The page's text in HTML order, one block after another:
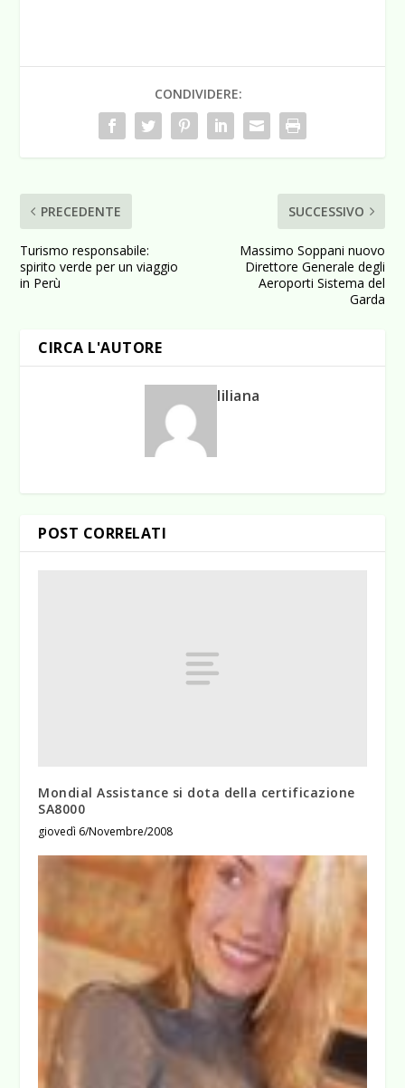
CONDIVIDERE:
PRECEDENTE
Turismo responsabile:
spirito verde per un viaggio
in Perù
SUCCESSIVO
Massimo Soppani nuovo
Direttore Generale degli
Aeroporti Sistema del
Garda
CIRCA L'AUTORE
liliana
POST CORRELATI
Mondial Assistance si dota della certificazione
SA8000
giovedì 6/Novembre/2008